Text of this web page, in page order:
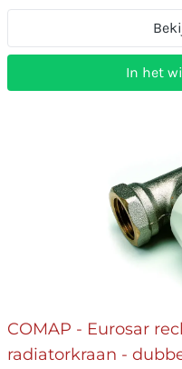
In het
COMAP - Eurosar
radiatorkraan -